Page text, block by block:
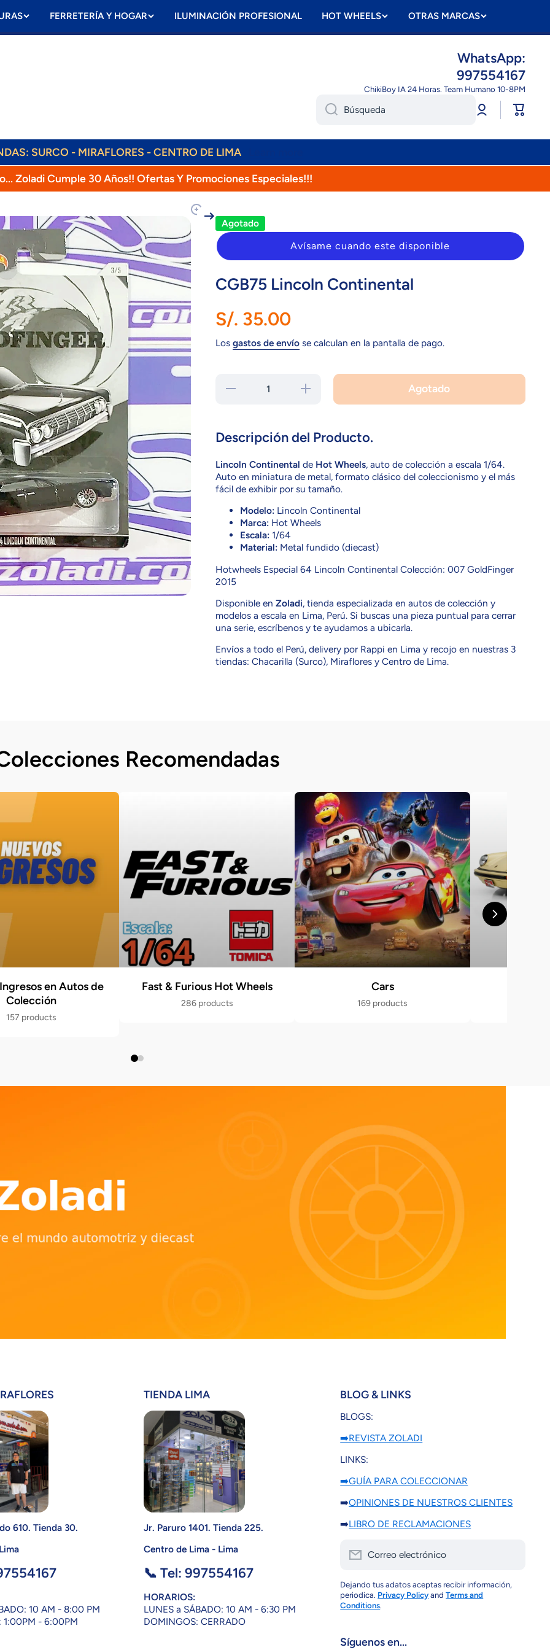
FERRETERÍA Y HOGAR ILUMINACIÓN PROFESIONAL HOT WHEELS OTRAS MARCAS
WhatsApp:
997554167
ChikiBoy IA 24 Horas. Team Humano 10-8PM
Búsqueda
Iniciar
sesión
Carrito
ENVÍOS DIARIOS! RAPPI, OLVA, SHALOM!
Zoladi Cumple 30 Años!! Ofertas Y Promociones Especiales!!!
Agotado
Avísame cuando este disponible
CGB75 Lincoln Continental
S/. 35.00
Los gastos de envíose calculan en la pantalla de pago.
Reducir
Continental
Aumentar
cantidad
Continental
Agotado
Descripción del Producto.
Lincoln Continental de Hot Wheels, auto de colección a escala 1/64.
Auto en miniatura de metal, formato clásico del coleccionismo y el más
fácil de exhibir por su tamaño.
Modelo:Lincoln Continental
Marca:Hot Wheels
Escala:1/64
Material:Metal fundido (diecast)
Hotwheels Especial 64 Lincoln Continental Colección: 007 GoldFinger
2015
Disponible en Zoladi, tienda especializada en autos de colección y
modelos a escala en Lima, Perú. Si buscas una pieza puntual para cerrar
una serie, escríbenos y te ayudamos a ubicarla.
Envíos a todo el Perú, delivery por Rappi en Lima y recojo en nuestras 3
tiendas: Chacarilla (Surco), Miraflores y Centro de Lima.
Recomendadas
en Autos de
Colección
157 products
Fast & Furious Hot Wheels
286 products
Cars
169 products
610. Tienda 30.
10 AM - 8:00 PM
1:00PM - 6:00PM
TIENDA LIMA
Jr. Paruro 1401. Tienda 225.
Centro de Lima - Lima
📞 Tel: 997554167
HORARIOS:
LUNES a SÁBADO: 10 AM - 6:30 PM
DOMINGOS: CERRADO
BLOG & LINKS
BLOGS:
➡️REVISTA ZOLADI
LINKS:
➡️GUÍA PARA COLECCIONAR
➡️OPINIONES DE NUESTROS CLIENTES
➡️LIBRO DE RECLAMACIONES
Correo electrónico
Dejando tus adatos aceptas recibir información,
periodica. Privacy PolicyandTerms and
Conditions.
Síguenos en...